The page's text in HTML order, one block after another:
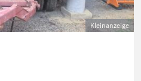
Kleinanzeige